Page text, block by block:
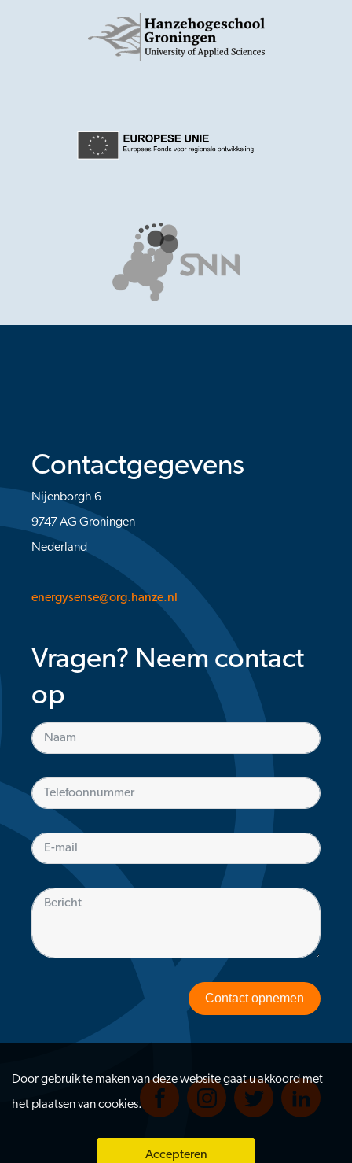
Contactgegevens
Nijenborgh 6
9747 AG Groningen
Nederland
energysense@org.hanze.nl
Vragen? Neem contact
op
Contact opnemen
Door gebruik te maken van deze website gaat u akkoord met
het plaatsen van cookies.
Accepteren